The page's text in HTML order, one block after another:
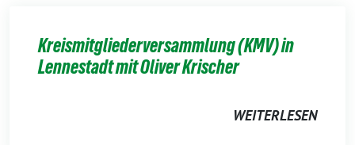
Kreismitgliederversammlung (KMV) in
Lennestadt mit Oliver Krischer
WEITERLESEN